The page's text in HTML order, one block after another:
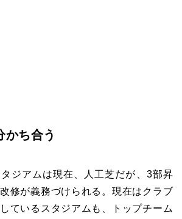
かち合う
ジアムは現在、人工芝だが、3部昇
修が義務づけられる。現在はクラブ
ているスタジアムも、トップチーム